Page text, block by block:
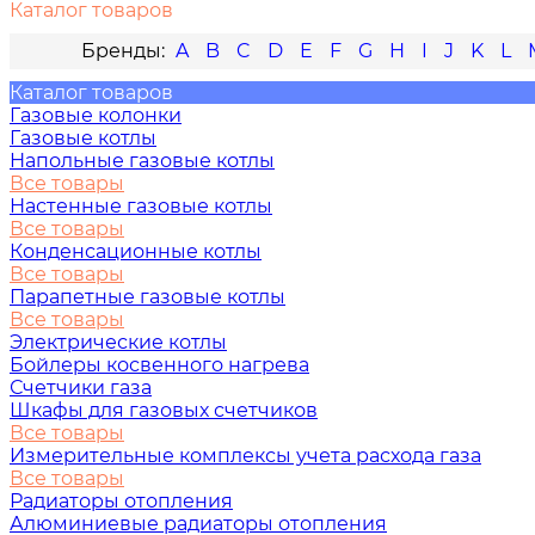
Каталог товаров
A
B C D E F G H I J K L
Каталог товаров
Газовые колонки
Газовые котлы
Напольные газовые котлы
Все товары
Настенные газовые котлы
Все товары
Конденсационные котлы
Все товары
Парапетные газовые котлы
Все товары
Электрические котлы
Бойлеры косвенного нагрева
Счетчики газа
Шкафы для газовых счетчиков
Все товары
Измерительные комплексы учета расхода газа
Все товары
Радиаторы отопления
Алюминиевые радиаторы отопления